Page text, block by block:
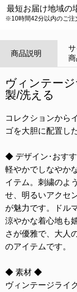
最短お届け地域の
※10時間42分以内のご注
商品説明
サ
ヴィンテー
製/洗える
コレクションから
ゴを大胆に配置し
◆ デザイン･おす
軽やかでしなやか
イテム。刺繍のよ
せ、明るいアクセ
が魅力です。ドル
涼やかな着心地も
さが優雅で、大人
のアイテムです。
◆ 素材 ◆
ヴィンテージライ